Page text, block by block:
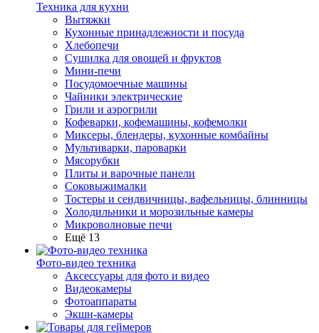
Техника для кухни
Вытяжки
Кухонные принадлежности и посуда
Хлебопечи
Сушилка для овощей и фруктов
Мини-печи
Посудомоечные машины
Чайники электрические
Грили и аэрогрили
Кофеварки, кофемашины, кофемолки
Миксеры, блендеры, кухонные комбайны
Мультиварки, пароварки
Мясорубки
Плиты и варочные панели
Соковыжималки
Тостеры и сендвичницы, вафельницы, блинницы
Холодильники и морозильные камеры
Микроволновые печи
Ещё 13
Фото-видео техника
Аксессуары для фото и видео
Видеокамеры
Фотоаппараты
Экшн-камеры